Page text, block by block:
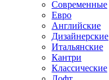
Современные
Евро
Английские
Дизайнерские
Итальянские
Кантри
Классические